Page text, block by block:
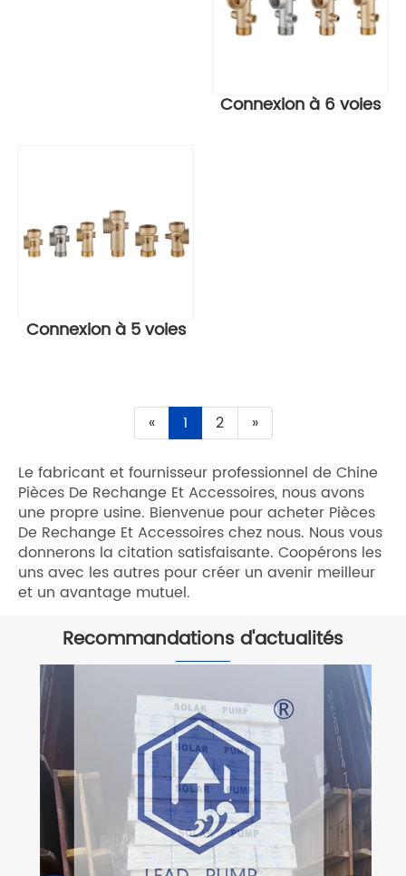
Connexion à 6 voies
Connexion à 5 voies
« 1 2 »
Le fabricant et fournisseur professionnel de Chine
Pièces De Rechange Et Accessoires, nous avons
une propre usine. Bienvenue pour acheter Pièces
De Rechange Et Accessoires chez nous. Nous vous
donnerons la citation satisfaisante. Coopérons les
uns avec les autres pour créer un avenir meilleur
et un avantage mutuel.
Recommandations d'actualités